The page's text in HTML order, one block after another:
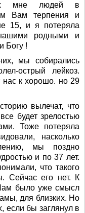
мне людей в
Вам терпения и
15, и я потеряла
родными и
Богу !
мы собирались
острый лейкоз.
нас к хорошо. но 29
вылечат, что
будет зрелостью
Тоже потеряла
насколько
мы поздно
и по 37 лет.
что такого
Сейчас его нет. К
было уже смысл
для близких. Но
если бы заглянул в